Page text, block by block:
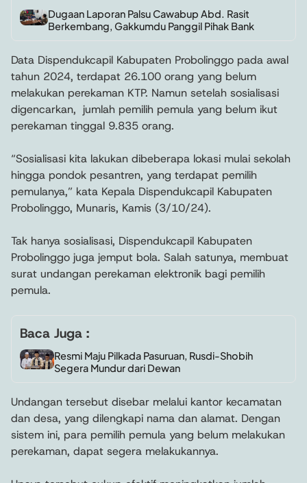
Dugaan Laporan Palsu Cawabup Abd. Rasit
Berkembang, Gakkumdu Panggil Pihak Bank
Data Dispendukcapil Kabupaten Probolinggo pada awal
tahun 2024, terdapat 26.100 orang yang belum
melakukan perekaman KTP. Namun setelah sosialisasi
digencarkan, jumlah pemilih pemula yang belum ikut
perekaman tinggal 9.835 orang.
“Sosialisasi kita lakukan dibeberapa lokasi mulai sekolah
hingga pondok pesantren, yang terdapat pemilih
pemulanya,” kata Kepala Dispendukcapil Kabupaten
Probolinggo, Munaris, Kamis (3/10/24).
Tak hanya sosialisasi, Dispendukcapil Kabupaten
Probolinggo juga jemput bola. Salah satunya, membuat
surat undangan perekaman elektronik bagi pemilih
pemula.
Baca Juga :
Resmi Maju Pilkada Pasuruan, Rusdi-Shobih
Segera Mundur dari Dewan
Undangan tersebut disebar melalui kantor kecamatan
dan desa, yang dilengkapi nama dan alamat. Dengan
sistem ini, para pemilih pemula yang belum melakukan
perekaman, dapat segera melakukannya.